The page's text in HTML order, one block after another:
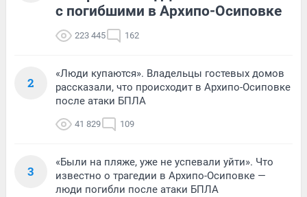
с погибшими в Архипо-Осиповке
223 445 162
2
«Люди купаются». Владельцы гостевых домов
рассказали, что происходит в Архипо-Осиповке
после атаки БПЛА
41 829 109
3
«Были на пляже, уже не успевали уйти». Что
известно о трагедии в Архипо-Осиповке —
люди погибли после атаки БПЛА